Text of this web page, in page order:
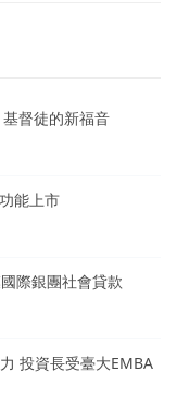
基督徒的新福音
能上市
際銀團社會貸款
投資長受臺大EMBA